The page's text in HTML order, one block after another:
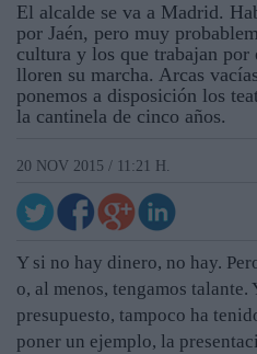
El alcalde se va a Madrid.
por Jaén, pero muy
cultura y los que trabajan por
lloren su marcha. Arcas
ponemos a disposición los
la cantinela de cinco años.
20 NOV 2015 / 11:21 H.
Y si no hay dinero, no hay.
o, al menos, tengamos talante.
presupuesto, tampoco ha
poner un ejemplo, la